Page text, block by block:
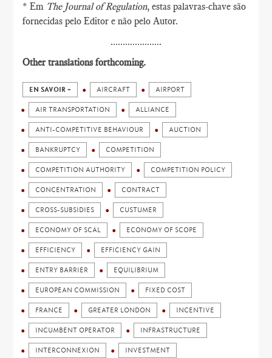
* Em The Journal of Regulation, estas palavras-chave são
fornecidas pelo Editor e não pelo Autor.
.....................
Other translations forthcoming.
EN SAVOIR + AIRCRAFT AIRPORT
AIR TRANSPORTATION ALLIANCE
ANTI-COMPETITIVE BEHAVIOUR AUCTION
BANKRUPTCY COMPETITION
COMPETITION AUTHORITY COMPETITION POLICY
CONCENTRATION CONTRACT
CROSS-SUBSIDIES CUSTUMER
ECONOMY OF SCAL ECONOMY OF SCOPE
EFFICIENCY EFFICIENCY GAIN
ENTRY BARRIER EQUILIBRIUM
EUROPEAN COMMISSION FIXED COST
FRANCE GREATER LONDON INCENTIVE
INCUMBENT OPERATOR INFRASTRUCTURE
INTERCONNEXION INVESTMENT